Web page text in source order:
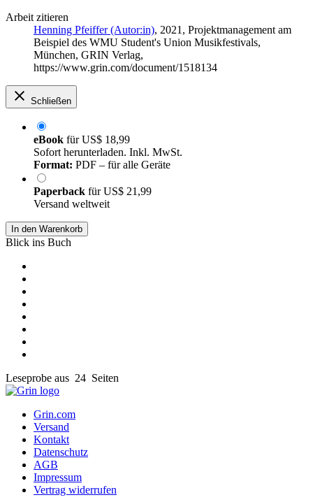
Arbeit zitieren
Henning Pfeiffer (Autor:in), 2021, Projektmanagement am
Beispiel des WMU Student's Union Musikfestivals,
München, GRIN Verlag,
https://www.grin.com/document/1518134
Schließen
eBook fürUS$ 18,99
Sofort herunterladen. Inkl. MwSt.
Format: PDF – für alle Geräte
Paperback fürUS$ 21,99
Versand weltweit
In den Warenkorb
Blick ins Buch
Leseprobe aus 24 Seiten
Grin.com
Versand
Kontakt
Datenschutz
AGB
Impressum
Vertrag widerrufen